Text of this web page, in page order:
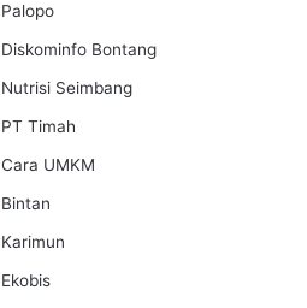
Palopo
Diskominfo Bontang
Nutrisi Seimbang
PT Timah
Cara UMKM
Bintan
Karimun
Ekobis